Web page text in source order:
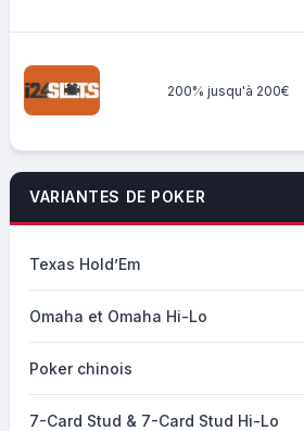
200% jusqu'à 200€
VARIANTES DE POKER
Texas Hold’Em
Omaha et Omaha Hi-Lo
Poker chinois
7-Card Stud & 7-Card Stud Hi-Lo